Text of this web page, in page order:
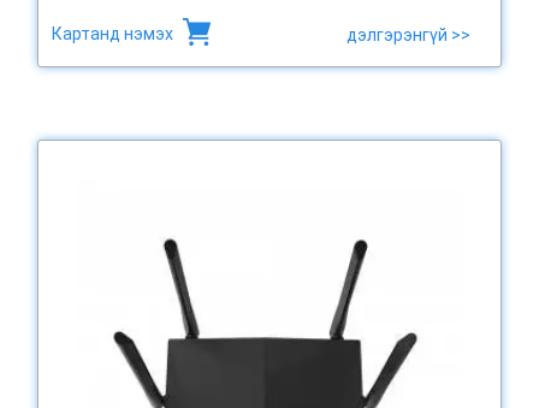
Картанд нэмэх дэлгэрэнгүй >>